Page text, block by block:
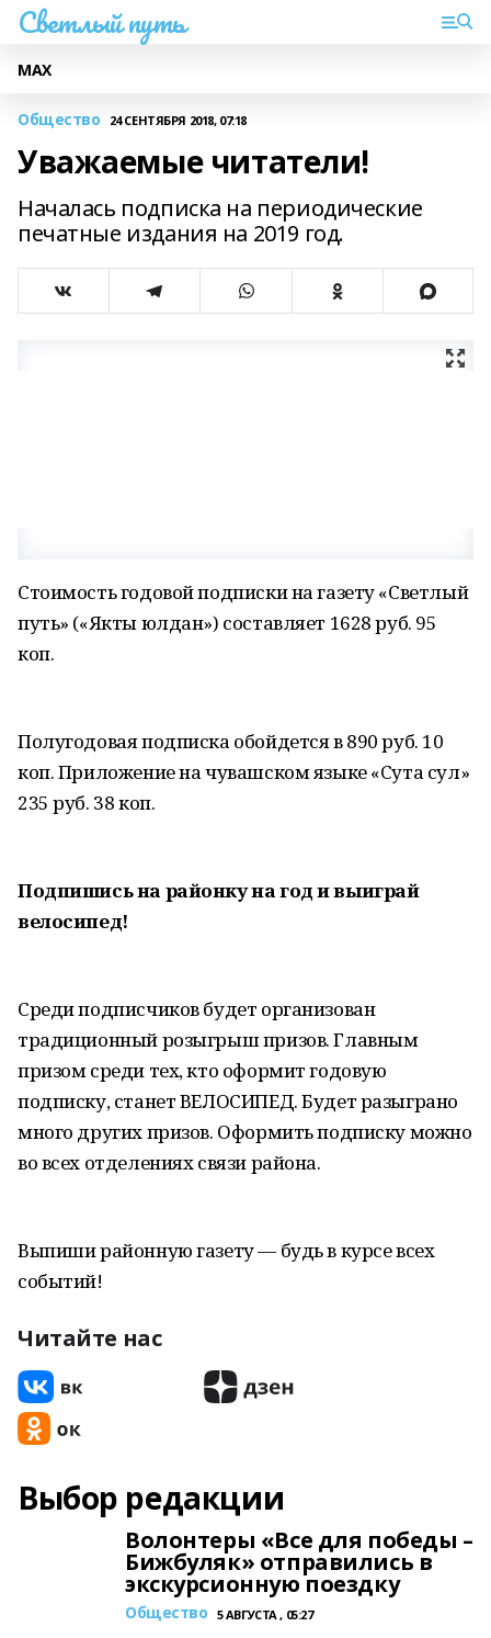
Светлый путь
МАХ
Общество 24 СЕНТЯБРЯ 2018, 07:18
Уважаемые читатели!
Началась подписка на периодические
печатные издания на 2019 год.
Стоимость годовой подписки на газету «Светлый
путь» («Якты юлдан») составляет 1628 руб. 95
коп.
Полугодовая подписка обойдется в 890 руб. 10
коп. Приложение на чувашском языке «Cута сул»
235 руб. 38 коп.
Подпишись на районку на год и выиграй
велосипед!
Среди подписчиков будет организован
традиционный розыгрыш призов. Главным
призом среди тех, кто оформит годовую
подписку, станет ВЕЛОСИПЕД. Будет разыграно
много других призов. Оформить подписку можно
во всех отделениях связи района.
Выпиши районную газету — будь в курсе всех
событий!
Читайте нас
Выбор редакции
Волонтеры «Все для победы –
Бижбуляк» отправились в
экскурсионную поездку
Общество 5 АВГУСТА , 05:27